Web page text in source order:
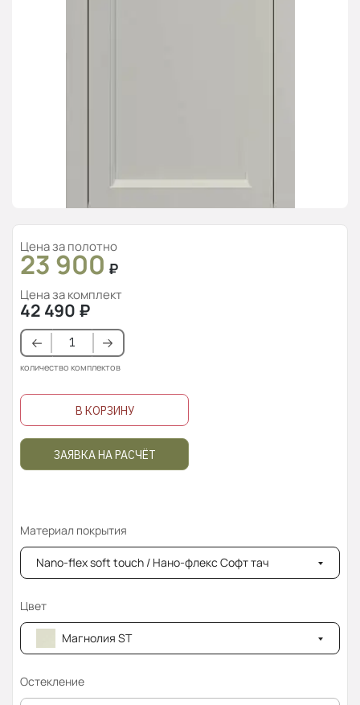
Цена за полотно
23 900 ₽
Цена за комплект
42 490 ₽
количество комплектов
В КОРЗИНУ
ЗАЯВКА НА РАСЧЁТ
Материал покрытия
Nano-flex soft touch / Нано-флекс Софт тач
Цвет
Магнолия ST
Остекление